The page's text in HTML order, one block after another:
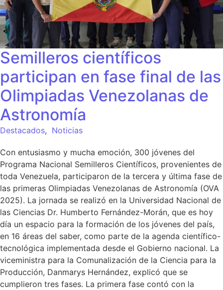
Semilleros científicos
participan en fase final de las
Olimpiadas Venezolanas de
Astronomía
Destacados, Noticias
Con entusiasmo y mucha emoción, 300 jóvenes del
Programa Nacional Semilleros Científicos, provenientes de
toda Venezuela, participaron de la tercera y última fase de
las primeras Olimpiadas Venezolanas de Astronomía (OVA
2025). La jornada se realizó en la Universidad Nacional de
las Ciencias Dr. Humberto Fernández-Morán, que es hoy
día un espacio para la formación de los jóvenes del país,
en 16 áreas del saber, como parte de la agenda científico-
tecnológica implementada desde el Gobierno nacional. La
viceministra para la Comunalización de la Ciencia para la
Producción, Danmarys Hernández, explicó que se
cumplieron tres fases. La primera fase contó con la